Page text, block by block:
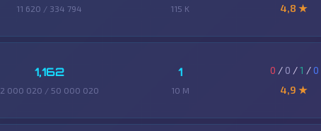
11 620 / 334 794 115 K
4,8 ★
1,162
2 000 020 / 50 000 020
1
10 M
0 / 0 /1 /0
4,9 ★